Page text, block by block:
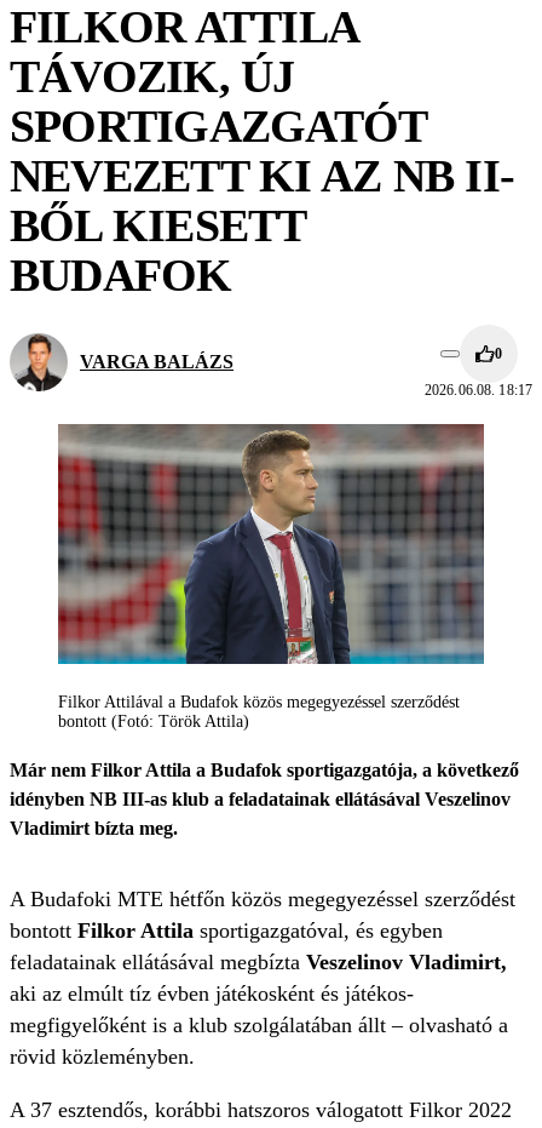
FILKOR ATTILA
TÁVOZIK, ÚJ
SPORTIGAZGATÓT
NEVEZETT KI AZ NB II-
BŐL KIESETT
BUDAFOK
VARGA BALÁZS 0
2026.06.08. 18:17
Filkor Attilával a Budafok közös megegyezéssel szerződést
bontott (Fotó: Török Attila)
Már nem Filkor Attila a Budafok sportigazgatója, a következő
idényben NB III-as klub a feladatainak ellátásával Veszelinov
Vladimirt bízta meg.
A Budafoki MTE hétfőn közös megegyezéssel szerződést
bontott Filkor Attila sportigazgatóval, és egyben
feladatainak ellátásával megbízta Veszelinov Vladimirt,
aki az elmúlt tíz évben játékosként és játékos-
megfigyelőként is a klub szolgálatában állt – olvasható a
rövid közleményben.
A 37 esztendős, korábbi hatszoros válogatott Filkor 2022